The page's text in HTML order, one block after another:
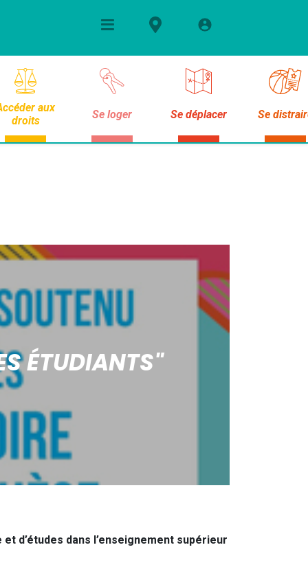
aux
droits
Se loger Se déplacer Se
ÉTUDIANTS"
d’études dans l’enseignement supérieur